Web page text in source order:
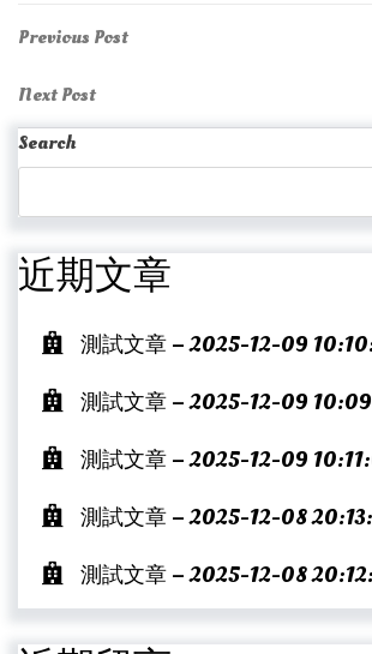
Post
navigation
Previous
Previous Post
Next
Post
Next Post
Search
近期文章
測試文章 – 2025-12-09
測試文章 – 2025-12-09
測試文章 – 2025-12-09
測試文章 – 2025-12-08
測試文章 – 2025-12-08